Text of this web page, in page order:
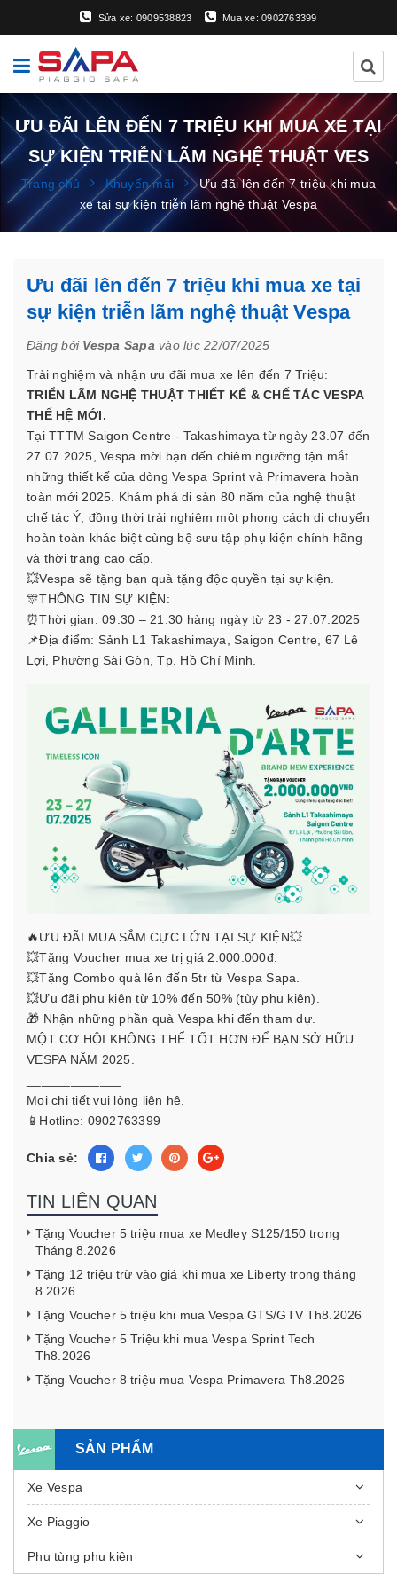
Sửa xe: 0909538823 Mua xe: 0902763399
ƯU ĐÃI LÊN ĐẾN 7 TRIỆU KHI MUA XE TẠI
SỰ KIỆN TRIỄN LÃM NGHỆ THUẬT VES
Trang chủ Khuyến mãi
Ưu đãi lên đến 7 triệu khi mua
xe tại sự kiện triễn lãm nghệ thuật Vespa
Ưu đãi lên đến 7 triệu khi mua xe tại
sự kiện triễn lãm nghệ thuật Vespa
Đăng bởi Vespa Sapa vào lúc 22/07/2025
Trải nghiệm và nhận ưu đãi mua xe lên đến 7 Triệu:
TRIỂN LÃM NGHỆ THUẬT THIẾT KẾ & CHẾ TÁC VESPA
THẾ HỆ MỚI.
Tại TTTM Saigon Centre - Takashimaya từ ngày 23.07 đến
27.07.2025, Vespa mời bạn đến chiêm ngưỡng tận mắt
những thiết kế của dòng Vespa Sprint và Primavera hoàn
toàn mới 2025. Khám phá di sản 80 năm của nghệ thuật
chế tác Ý, đồng thời trải nghiệm một phong cách di chuyển
hoàn toàn khác biệt cùng bộ sưu tập phụ kiện chính hãng
và thời trang cao cấp.
💥Vespa sẽ tặng bạn quà tặng độc quyền tại sự kiện.
🎊THÔNG TIN SỰ KIỆN:
⏰Thời gian: 09:30 – 21:30 hàng ngày từ 23 - 27.07.2025
📌Địa điểm: Sảnh L1 Takashimaya, Saigon Centre, 67 Lê
Lợi, Phường Sài Gòn, Tp. Hồ Chí Minh.
🔥ƯU ĐÃI MUA SẮM CỰC LỚN TẠI SỰ KIỆN💥
💥Tặng Voucher mua xe trị giá 2.000.000đ.
💥Tặng Combo quà lên đến 5tr từ Vespa Sapa.
💥Ưu đãi phụ kiện từ 10% đến 50% (tùy phụ kiện).
🎁 Nhận những phần quà Vespa khi đến tham dự.
MỘT CƠ HỘI KHÔNG THỂ TỐT HƠN ĐỂ BẠN SỞ HỮU
VESPA NĂM 2025.
Mọi chi tiết vui lòng liên hệ.
📱Hotline: 0902763399
Chia sẻ:
TIN LIÊN QUAN
Tặng Voucher 5 triệu mua xe Medley S125/150 trong
Tháng 8.2026
Tặng 12 triệu trừ vào giá khi mua xe Liberty trong tháng
8.2026
Tặng Voucher 5 triệu khi mua Vespa GTS/GTV Th8.2026
Tặng Voucher 5 Triệu khi mua Vespa Sprint Tech
Th8.2026
Tặng Voucher 8 triệu mua Vespa Primavera Th8.2026
SẢN PHẨM
Xe Vespa
Xe Piaggio
Phụ tùng phụ kiện